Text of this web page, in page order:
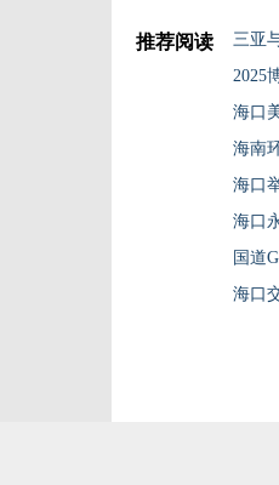
推荐阅读
三亚
2025
海口
海南
海口
海口
国道
海口